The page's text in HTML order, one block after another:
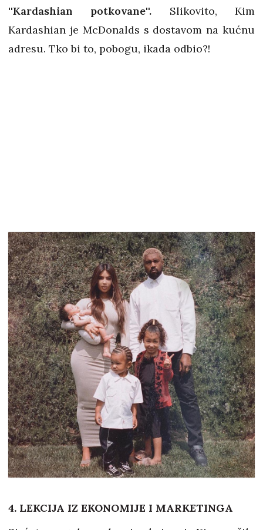
''Kardashian potkovane''. Slikovito, Kim
Kardashian je McDonalds s dostavom na kućnu
adresu. Tko bi to, pobogu, ikada odbio?!
4. LEKCIJA IZ EKONOMIJE I MARKETINGA